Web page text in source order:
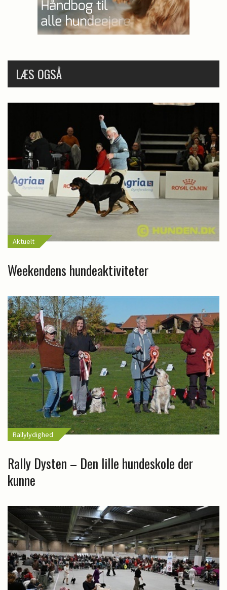
LÆS OGSÅ
Aktuelt
Weekendens hundeaktiviteter
Rallylydighed
Rally Dysten – Den lille hundeskole der
kunne